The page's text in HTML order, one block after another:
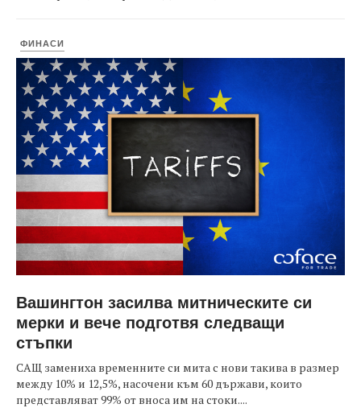
ФИНАСИ
Вашингтон засилва митническите си
мерки и вече подготвя следващи
стъпки
САЩ замениха временните си мита с нови такива в размер
между 10% и 12,5%, насочени към 60 държави, които
представляват 99% от вноса им на стоки....